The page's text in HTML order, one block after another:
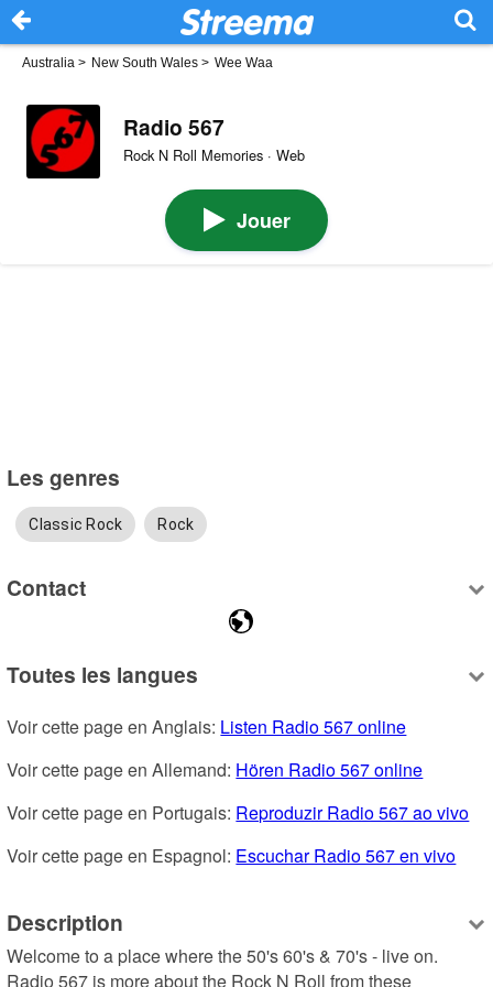
Australia > New South Wales > Wee Waa
Radio 567
Rock N Roll Memories · Web
Jouer
Les genres
Classic Rock Rock
Contact
Toutes les langues
Voir cette page en Anglais: Listen Radio 567 online
Voir cette page en Allemand: Hören Radio 567 online
Voir cette page en Portugais: Reproduzir Radio 567 ao vivo
Voir cette page en Espagnol: Escuchar Radio 567 en vivo
Description
Welcome to a place where the 50's 60's & 70's - live on.
Radio 567 is more about the Rock N Roll from these